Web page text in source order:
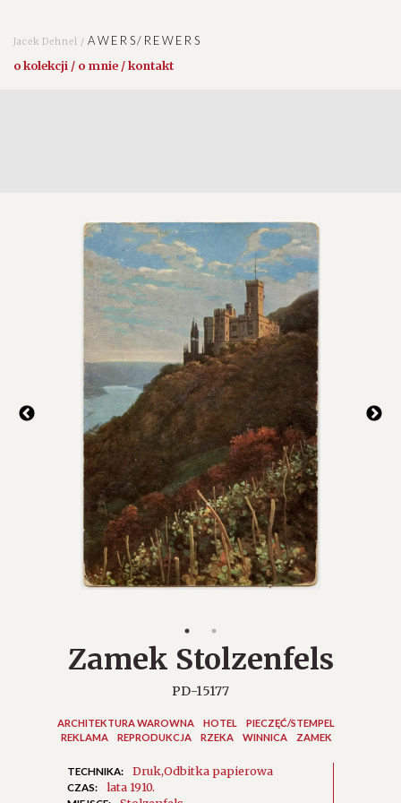
Jacek Dehnel /AWERS/REWERS
o kolekcji / o mnie / kontakt
Zamek Stolzenfels
PD-15177
ARCHITEKTURA WAROWNA HOTEL
PIECZĘĆ/STEMPEL
REKLAMA
REPRODUKCJA RZEKA WINNICA ZAMEK
TECHNIKA: DrukOdbitka papierowa
CZAS: lata 1910.